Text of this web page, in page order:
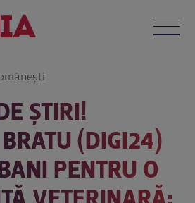
ȘTIRI!
(DIGI24)
PENTRU O